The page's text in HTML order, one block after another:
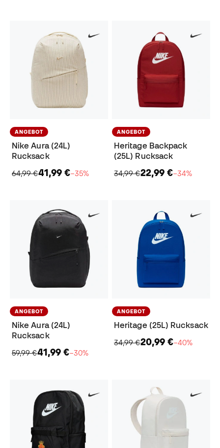
ANGEBOT
Nike Aura (24L)
Rucksack
64,99 €41,99 €−35%
ANGEBOT
Heritage Backpack
(25L) Rucksack
34,99 €22,99 €−34%
ANGEBOT
Nike Aura (24L)
Rucksack
59,99 €41,99 €−30%
ANGEBOT
Heritage (25L) Rucksack
34,99 €20,99 €−40%